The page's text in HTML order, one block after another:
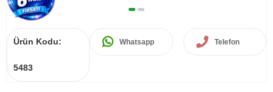
Ürün Kodu:
5483
Whatsapp Telefon